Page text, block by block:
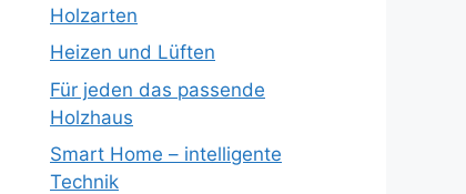
Holzarten
Heizen und Lüften
Für jeden das passende
Holzhaus
Smart Home – intelligente
Technik